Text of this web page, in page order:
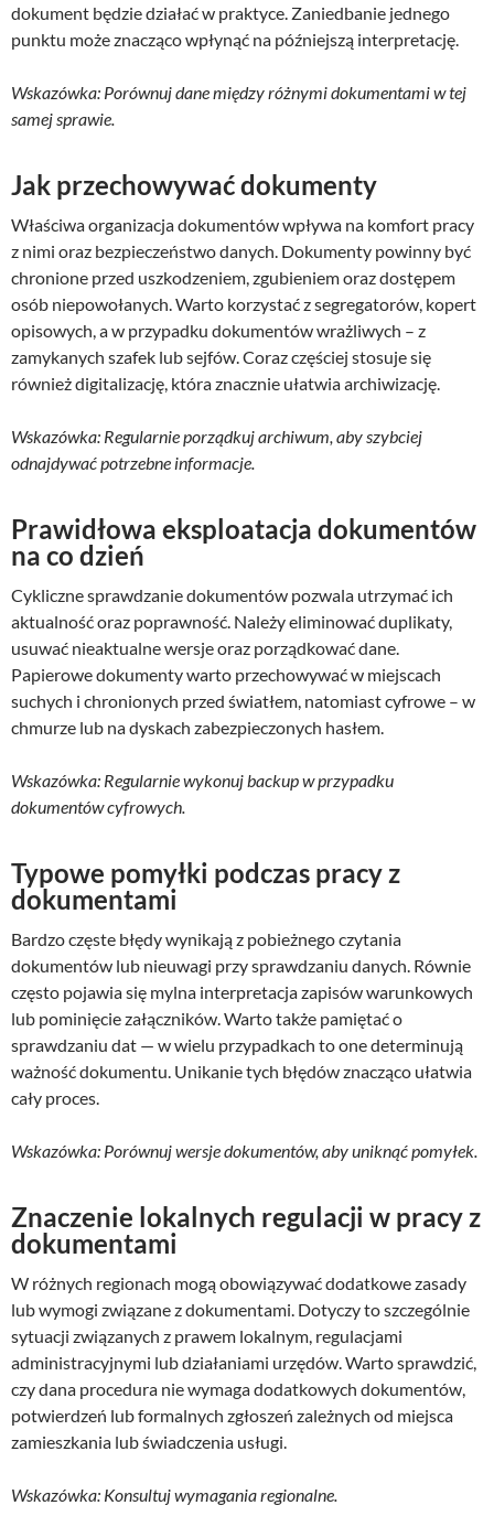
dokument będzie działać w praktyce. Zaniedbanie jednego
punktu może znacząco wpłynąć na późniejszą interpretację.
Wskazówka: Porównuj dane między różnymi dokumentami w tej
samej sprawie.
Jak przechowywać dokumenty
Właściwa organizacja dokumentów wpływa na komfort pracy
z nimi oraz bezpieczeństwo danych. Dokumenty powinny być
chronione przed uszkodzeniem, zgubieniem oraz dostępem
osób niepowołanych. Warto korzystać z segregatorów, kopert
opisowych, a w przypadku dokumentów wrażliwych – z
zamykanych szafek lub sejfów. Coraz częściej stosuje się
również digitalizację, która znacznie ułatwia archiwizację.
Wskazówka: Regularnie porządkuj archiwum, aby szybciej
odnajdywać potrzebne informacje.
Prawidłowa eksploatacja dokumentów
na co dzień
Cykliczne sprawdzanie dokumentów pozwala utrzymać ich
aktualność oraz poprawność. Należy eliminować duplikaty,
usuwać nieaktualne wersje oraz porządkować dane.
Papierowe dokumenty warto przechowywać w miejscach
suchych i chronionych przed światłem, natomiast cyfrowe – w
chmurze lub na dyskach zabezpieczonych hasłem.
Wskazówka: Regularnie wykonuj backup w przypadku
dokumentów cyfrowych.
Typowe pomyłki podczas pracy z
dokumentami
Bardzo częste błędy wynikają z pobieżnego czytania
dokumentów lub nieuwagi przy sprawdzaniu danych. Równie
często pojawia się mylna interpretacja zapisów warunkowych
lub pominięcie załączników. Warto także pamiętać o
sprawdzaniu dat — w wielu przypadkach to one determinują
ważność dokumentu. Unikanie tych błędów znacząco ułatwia
cały proces.
Wskazówka: Porównuj wersje dokumentów, aby uniknąć pomyłek.
Znaczenie lokalnych regulacji w pracy z
dokumentami
W różnych regionach mogą obowiązywać dodatkowe zasady
lub wymogi związane z dokumentami. Dotyczy to szczególnie
sytuacji związanych z prawem lokalnym, regulacjami
administracyjnymi lub działaniami urzędów. Warto sprawdzić,
czy dana procedura nie wymaga dodatkowych dokumentów,
potwierdzeń lub formalnych zgłoszeń zależnych od miejsca
zamieszkania lub świadczenia usługi.
Wskazówka: Konsultuj wymagania regionalne.